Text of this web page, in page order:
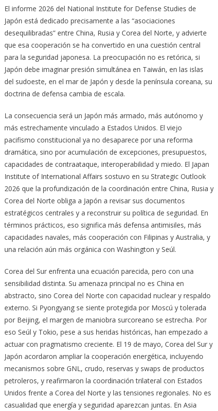
El informe 2026 del National Institute for Defense Studies de
Japón está dedicado precisamente a las “asociaciones
desequilibradas” entre China, Rusia y Corea del Norte, y advierte
que esa cooperación se ha convertido en una cuestión central
para la seguridad japonesa. La preocupación no es retórica, si
Japón debe imaginar presión simultánea en Taiwán, en las islas
del sudoeste, en el mar de Japón y desde la península coreana, su
doctrina de defensa cambia de escala.
La consecuencia será un Japón más armado, más autónomo y
más estrechamente vinculado a Estados Unidos. El viejo
pacifismo constitucional ya no desaparece por una reforma
dramática, sino por acumulación de excepciones, presupuestos,
capacidades de contraataque, interoperabilidad y miedo. El Japan
Institute of International Affairs sostuvo en su Strategic Outlook
2026 que la profundización de la coordinación entre China, Rusia y
Corea del Norte obliga a Japón a revisar sus documentos
estratégicos centrales y a reconstruir su política de seguridad. En
términos prácticos, eso significa más defensa antimisiles, más
capacidades navales, más cooperación con Filipinas y Australia, y
una relación aún más orgánica con Washington y Seúl.
Corea del Sur enfrenta una ecuación parecida, pero con una
sensibilidad distinta. Su amenaza principal no es China en
abstracto, sino Corea del Norte con capacidad nuclear y respaldo
externo. Si Pyongyang se siente protegida por Moscú y tolerada
por Beijing, el margen de maniobra surcoreano se estrecha. Por
eso Seúl y Tokio, pese a sus heridas históricas, han empezado a
actuar con pragmatismo creciente. El 19 de mayo, Corea del Sur y
Japón acordaron ampliar la cooperación energética, incluyendo
mecanismos sobre GNL, crudo, reservas y swaps de productos
petroleros, y reafirmaron la coordinación trilateral con Estados
Unidos frente a Corea del Norte y las tensiones regionales. No es
casualidad que energía y seguridad aparezcan juntas. En Asia